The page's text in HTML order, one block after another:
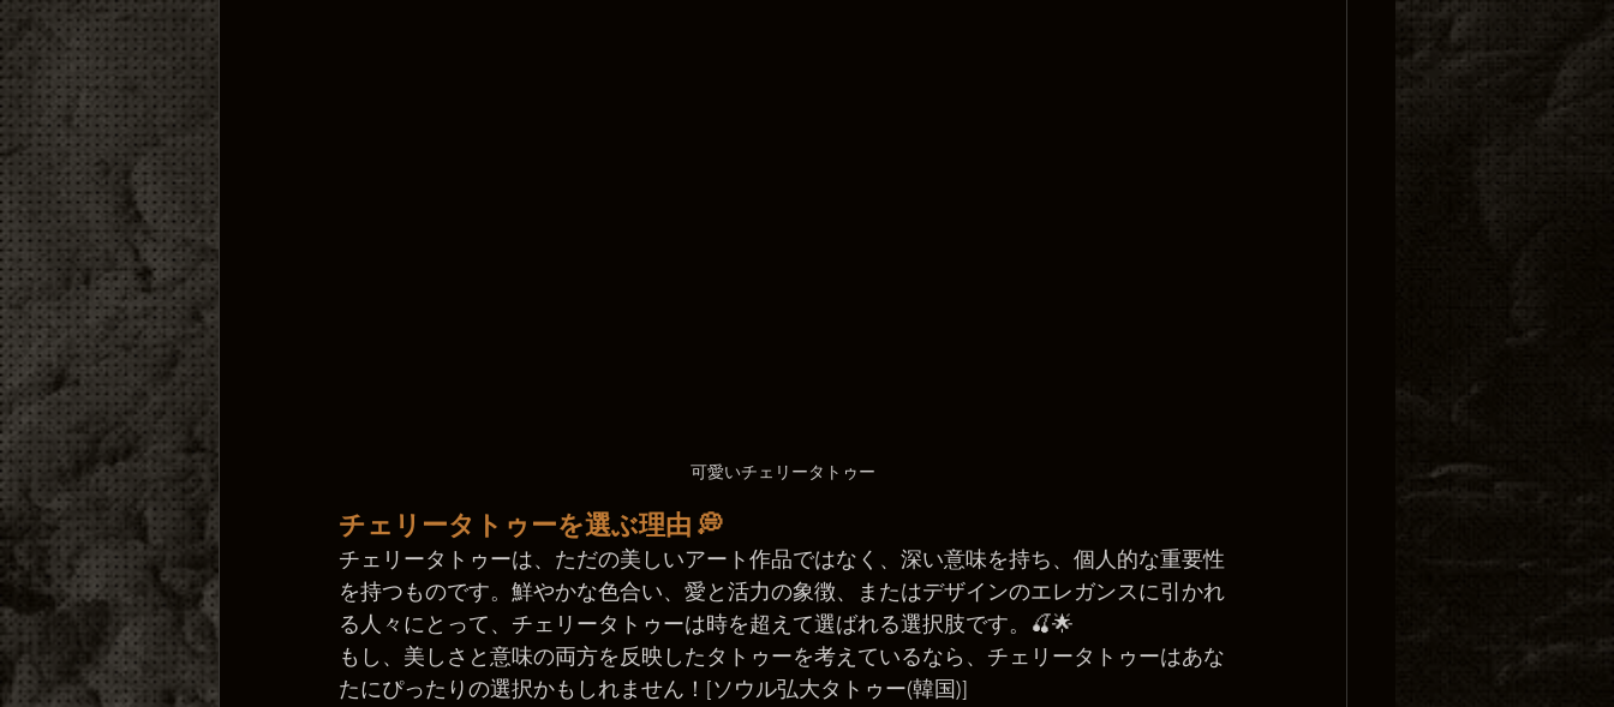
可愛いチェリータトゥー
チェリータトゥーを選ぶ理由 💭
チェリータトゥーは、ただの美しいアート作品ではなく、深い意味を持ち、個人的な重要性
を持つものです。鮮やかな色合い、愛と活力の象徴、またはデザインのエレガンスに引かれ
る人々にとって、チェリータトゥーは時を超えて選ばれる選択肢です。🍒🌟
もし、美しさと意味の両方を反映したタトゥーを考えているなら、チェリータトゥーはあな
たにぴったりの選択かもしれません！[ソウル弘大タトゥー(韓国)]